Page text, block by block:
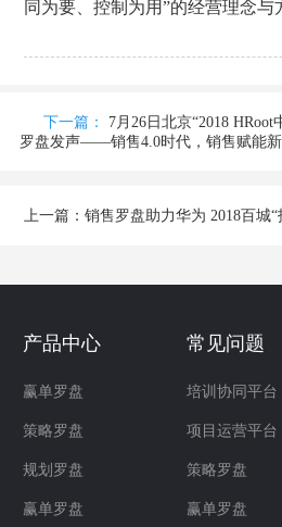
同为要、控制为用”的经营理念与
下一篇： 7月26日北京“2018
罗盘发声——销售4.0时代，销售赋能
上一篇： 销售罗盘助力华为 2018百
产品中心
赢单罗盘
策略罗盘
规划罗盘
赢单罗盘
常见问题
培训协同平台
项目运营平台
策略罗盘
赢单罗盘